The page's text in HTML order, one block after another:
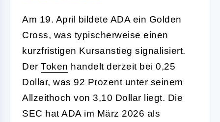
Am 19. April bildete ADA ein Golden
Cross, was typischerweise einen
kurzfristigen Kursanstieg signalisiert.
Der Token handelt derzeit bei 0,25
Dollar, was 92 Prozent unter seinem
Allzeithoch von 3,10 Dollar liegt. Die
SEC hat ADA im März 2026 als